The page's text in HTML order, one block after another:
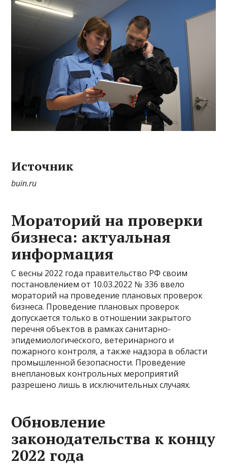
Источник
buin.ru
Мораторий на проверки
бизнеса: актуальная
информация
С весны 2022 года правительство РФ своим
постановлением от 10.03.2022 № 336 ввело
мораторий на проведение плановых проверок
бизнеса. Проведение плановых проверок
допускается только в отношении закрытого
перечня объектов в рамках санитарно-
эпидемиологического, ветеринарного и
пожарного контроля, а также надзора в области
промышленной безопасности. Проведение
внеплановых контрольных мероприятий
разрешено лишь в исключительных случаях.
Обновление
законодательства к концу
2022 года